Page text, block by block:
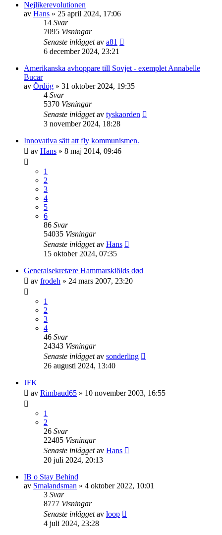
Nejlikerevolutionen
av Hans » 25 april 2024, 17:06
14 Svar
7095 Visningar
Senaste inläggetav a81
6 december 2024, 23:21
Amerikanska avhoppare till Sovjet - exemplet Annabelle
Bucar
av Ördög » 31 oktober 2024, 19:35
4 Svar
5370 Visningar
Senaste inläggetav tyskaorden
3 november 2024, 18:28
Innovativa sätt att fly kommunismen.
av Hans » 8 maj 2014, 09:46
1
2
3
4
5
6
86 Svar
54035 Visningar
Senaste inläggetav Hans
15 oktober 2024, 07:35
Generalsekretære Hammarskiölds død
av frodeh » 24 mars 2007, 23:20
1
2
3
4
46 Svar
24343 Visningar
Senaste inläggetav sonderling
26 augusti 2024, 13:40
JFK
av Rimbaud65 » 10 november 2003, 16:55
1
2
26 Svar
22485 Visningar
Senaste inläggetav Hans
20 juli 2024, 20:13
IB o Stay Behind
av Smalandsman » 4 oktober 2022, 10:01
3 Svar
8777 Visningar
Senaste inläggetav loop
4 juli 2024, 23:28